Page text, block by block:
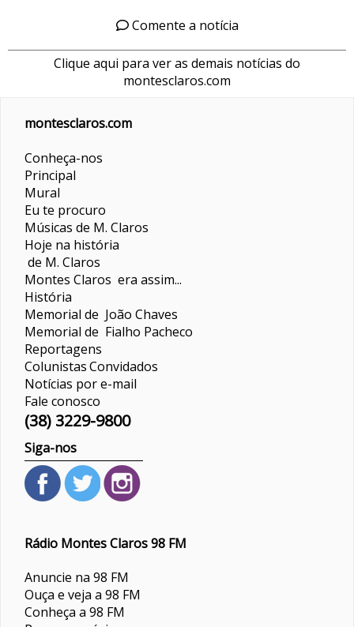
Comente a notícia
Clique aqui para ver as demais notícias do
montesclaros.com
montesclaros.com
Conheça-nos
Principal
Mural
Eu te procuro
Músicas de M. Claros
Hoje na história
de M. Claros
Montes Claros era assim...
História
Memorial de João Chaves
Memorial de Fialho Pacheco
Reportagens
ColunistasConvidados
Notícias por e-mail
Fale conosco
(38) 3229-9800
Siga-nos
Rádio Montes Claros 98 FM
Anuncie na 98 FM
Ouça e veja a 98 FM
Conheça a 98 FM